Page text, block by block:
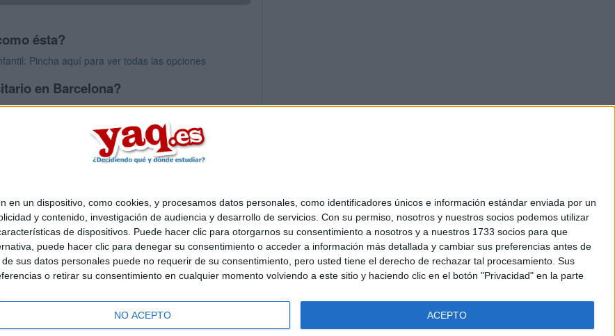
en un dispositivo, como cookies, y procesamos datos personales, como identificadores únicos e información estándar enviada por un
y contenido, investigación de audiencia y desarrollo de servicios. Con su permiso, nosotros y nuestros socios podemos utilizar
de dispositivos. Puede hacer clic para otorgarnos su consentimiento a nosotros y a nuestros 1733 socios para que
puede hacer clic para denegar su consentimiento o acceder a información más detallada y cambiar sus preferencias antes de
sus datos personales puede no requerir de su consentimiento, pero usted tiene el derecho de rechazar tal procesamiento. Sus
o retirar su consentimiento en cualquier momento volviendo a este sitio y haciendo clic en el botón "Privacidad" en la parte
NO ACEPTO ACEPTO
ésta?
Pincha aquí para ver todas las opciones
en Barcelona?
en Barcelona
Quiénes somos|Contactar|Anúnciate
|Politica de privacidad|Condiciones generales|Política de cookies
Mediterráneo S.L.- Diego de León 47 - 28006 Madrid [ESPAÑA] - Tel. +34 91 593 2767